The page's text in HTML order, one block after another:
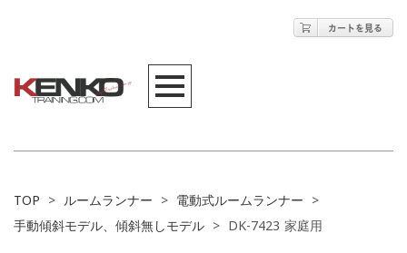
TOP > ルームランナー > 電動式ルームランナー >
手動傾斜モデル、傾斜無しモデル > DK-7423 家庭用